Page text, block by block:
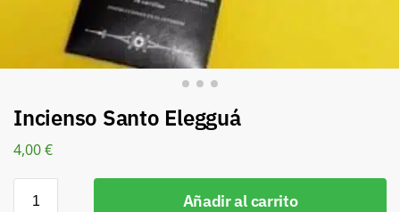
Incienso Santo Elegguá
4,00€
Añadir al carrito